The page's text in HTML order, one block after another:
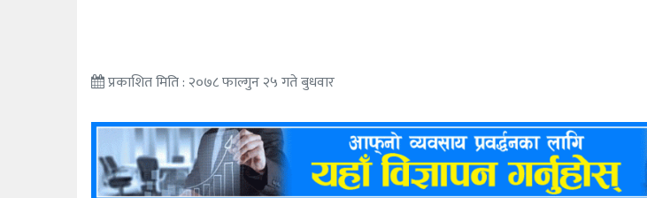
प्रकाशित मिति : २०७८ फाल्गुन २५ गते बुधवार